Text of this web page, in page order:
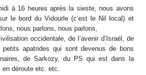
à 16 heures après la sieste, nous avons
le bord du Vidourle (c’est le Nil local) et
nous parlons, nous parlons,
occidentale, de l’avenir d’Israël, de
petits apatrides qui sont devenus de bons
de Sarkozy, du PS qui est dans la
déroute etc. etc.